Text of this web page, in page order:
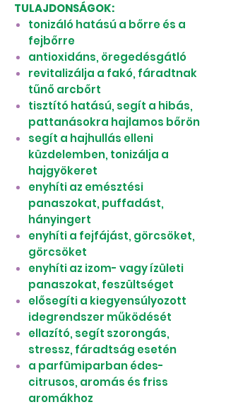
TULAJDONSÁGOK:
tonizáló hatású a bőrre és a
fejbőrre
antioxidáns, öregedésgátló
revitalizálja a fakó, fáradtnak
tűnő arcbőrt
tisztító hatású, segít a hibás,
pattanásokra hajlamos bőrön
segít a hajhullás elleni
küzdelemben, tonizálja a
hajgyökeret
enyhíti az emésztési
panaszokat, puffadást,
hányingert
enyhíti a fejfájást, görcsöket,
görcsöket
enyhíti az izom- vagy ízületi
panaszokat, feszültséget
elősegíti a kiegyensúlyozott
idegrendszer működését
ellazító, segít szorongás,
stressz, fáradtság esetén
a parfümiparban édes-
citrusos, aromás és friss
aromákhoz